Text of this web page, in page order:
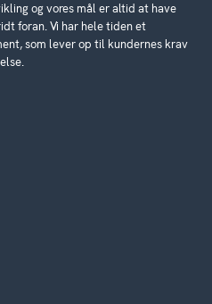
og vores mål er altid at have
foran. Vi har hele tiden et
som lever op til kundernes krav